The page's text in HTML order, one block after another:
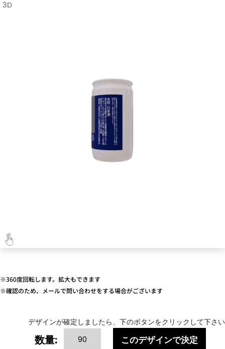
※360度回転します。拡大もできます
※確認のため、メールで問い合わせをする場合がございます
デザインが確定しましたら、下のボタンをクリックして下さい
数量: このデザインで決定